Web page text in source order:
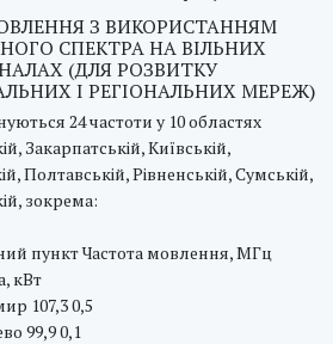
З ВИКОРИСТАННЯМ
СПЕКТРА НА ВІЛЬНИХ
(ДЛЯ РОЗВИТКУ
І РЕГІОНАЛЬНИХ МЕРЕЖ)
24 частоти у 10 областях
Закарпатській, Київській,
Полтавській, Рівненській, Сумській,
зокрема:
пункт Частота мовлення, МГц
кВт
107,3 0,5
99,9 0,1